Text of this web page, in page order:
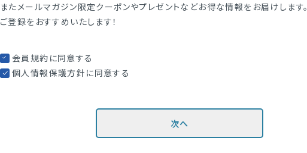
またメールマガジン限定クーポンやプレゼントなどお得な情報をお届けします。
ご登録をおすすめいたします！
会員規約 に同意する
個人情報保護方針 に同意する
次へ